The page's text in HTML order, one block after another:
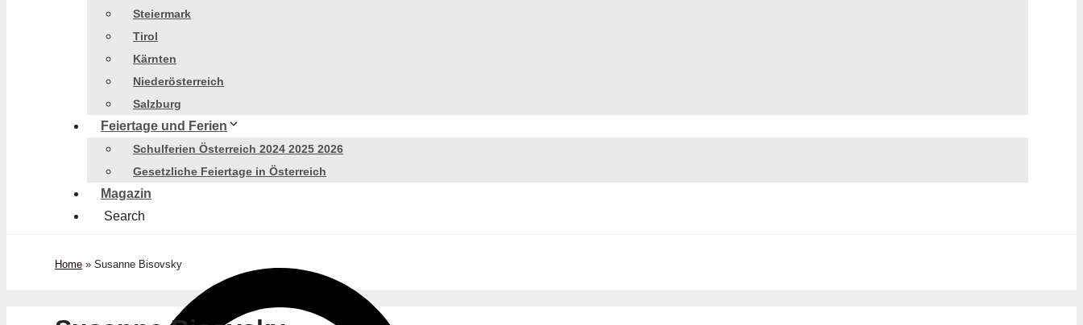
Steiermark
Tirol
Kärnten
Niederösterreich
Salzburg
Feiertage und Ferien
Schulferien Österreich 2024 2025 2026
Gesetzliche Feiertage in Österreich
Magazin
Search
Home » Susanne Bisovsky